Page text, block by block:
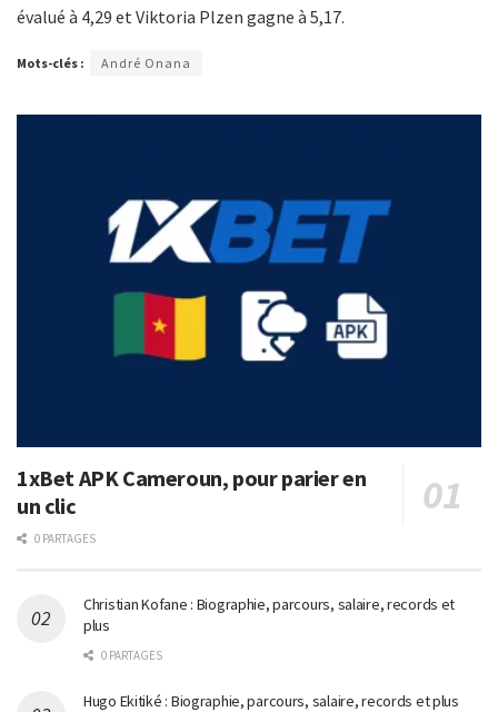
évalué à 4,29 et Viktoria Plzen gagne à 5,17.
Mots-clés : André Onana
1xBet APK Cameroun, pour parier en
un clic
0 PARTAGES
Christian Kofane : Biographie, parcours, salaire, records et
plus
0 PARTAGES
Hugo Ekitiké : Biographie, parcours, salaire, records et plus